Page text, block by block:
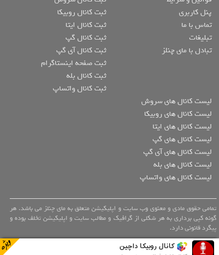
پنل کاربری
تماس با ما
تبلیغات
تبادل با مای چنلز
ثبت کانال روبیکا
ثبت کانال ایتا
ثبت کانال گپ
ثبت کانال آی گپ
ثبت صفحه اینستاگرام
ثبت کانال بله
ثبت کانال واتساپ
لیست کانال های سروش
لیست کانال های روبیکا
لیست کانال های ایتا
لیست کانال های گپ
لیست کانال های آی گپ
لیست کانال های بله
لیست کانال های واتساپ
تمامی حقوق مادی و معنوی وب سایت و اپلیکیشن متعلق به مای چنلز می باشد. هر
گونه کپی برداری به هر شکلی از گرافیک و مطالب سایت و اپلیکیشن تخلف بوده و
پیگرد قانونی دارد.
کانال روبیکا داچین